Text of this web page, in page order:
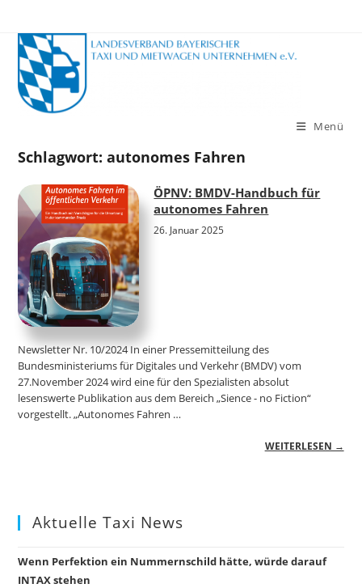
Inhalt
springen
Menü
Schlagwort:autonomes Fahren
ÖPNV: BMDV-Handbuch für
autonomes Fahren
26. Januar 2025
Newsletter Nr. 10/2024 In einer Pressemitteilung des
Bundesministeriums für Digitales und Verkehr (BMDV) vom
27.November 2024 wird eine für den Spezialisten absolut
lesenswerte Publikation aus dem Bereich „Sience - no Fiction“
vorgestellt. „Autonomes Fahren …
WEITERLESEN →
Aktuelle Taxi News
Wenn Perfektion ein Nummernschild hätte, würde darauf
INTAX stehen